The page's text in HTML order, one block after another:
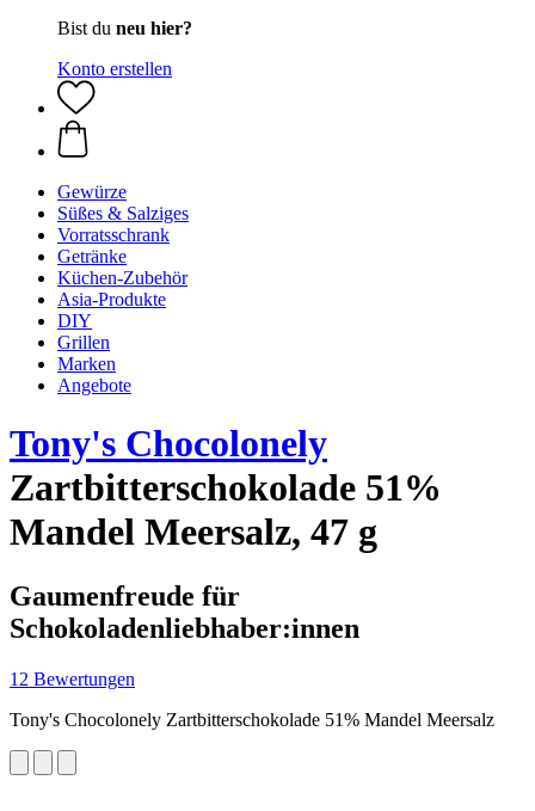
Bist du neu hier?
Konto erstellen
Gewürze
Süßes & Salziges
Vorratsschrank
Getränke
Küchen-Zubehör
Asia-Produkte
DIY
Grillen
Marken
Angebote
Tony's Chocolonely
Zartbitterschokolade 51%
Mandel Meersalz, 47 g
Gaumenfreude für
Schokoladenliebhaber:innen
12 Bewertungen
Tony's Chocolonely Zartbitterschokolade 51% Mandel Meersalz